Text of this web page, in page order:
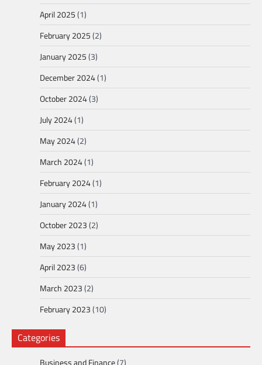
April 2025(1)
February 2025(2)
January 2025(3)
December 2024(1)
October 2024(3)
July 2024(1)
May 2024(2)
March 2024(1)
February 2024(1)
January 2024(1)
October 2023(2)
May 2023(1)
April 2023(6)
March 2023(2)
February 2023(10)
Categories
Business and Finance(7)